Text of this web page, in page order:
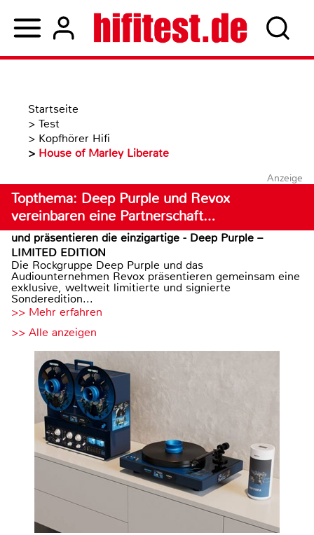
Startseite
> Test
> Kopfhörer Hifi
> House of Marley Liberate
Anzeige
Topthema: Deep Purple und Revox
vereinbaren eine Partnerschaft…
und präsentieren die einzigartige - Deep Purple –
LIMITED EDITION
Die Rockgruppe Deep Purple und das
Audiounternehmen Revox präsentieren gemeinsam eine
exklusive, weltweit limitierte und signierte
Sonderedition...
>> Mehr erfahren
>> Alle anzeigen